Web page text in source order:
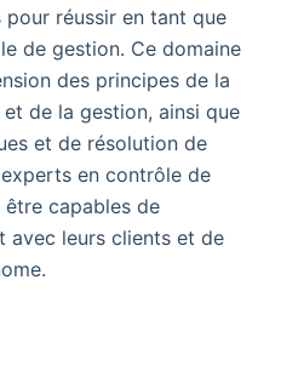
pour réussir en tant que
de gestion. Ce domaine
des principes de la
de la gestion, ainsi que
et de résolution de
en contrôle de
capables de
avec leurs clients et de